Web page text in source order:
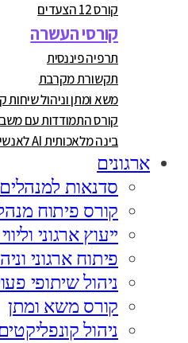
קורס 12 הצעדים
קורסי העשרה
תרפיה פיננסית
תקשורת מקרבת
משא ומתן וניהול שיחות
קורס התמודדות עם
בינה מלאכותית AI לאנשי מקצוע
ארגונים
סדנאות למנהלים
קורס פיתוח
ייעוץ ארגוני
פיתוח ארגוני
ניהול שיתופי
קורס משא ומתן
ניהול קונפליקטים